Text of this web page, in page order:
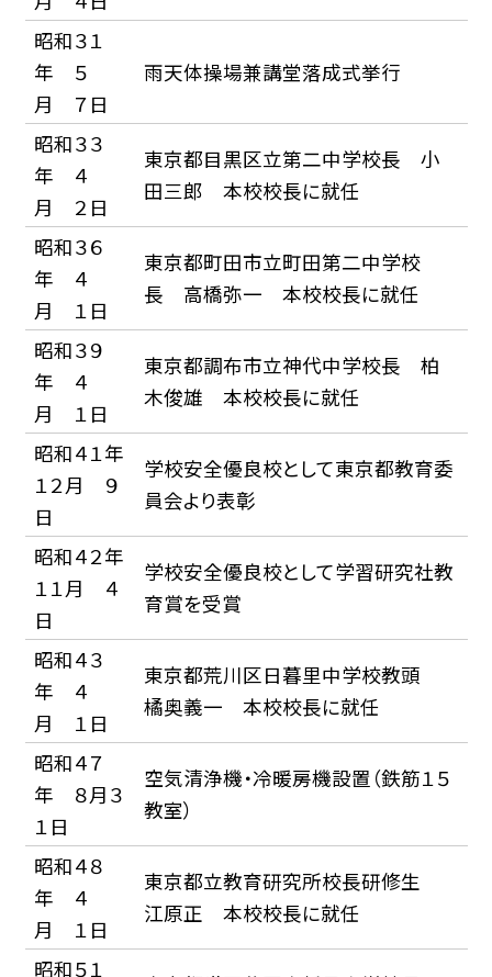
昭和３１
年 ５
月 ７日
雨天体操場兼講堂落成式挙行
昭和３３
年 ４
月 ２日
東京都目黒区立第二中学校長 小
田三郎 本校校長に就任
昭和３６
年 ４
月 １日
東京都町田市立町田第二中学校
長 高橋弥一 本校校長に就任
昭和３９
年 ４
月 １日
東京都調布市立神代中学校長 柏
木俊雄 本校校長に就任
昭和４１年
１２月 ９
日
学校安全優良校として東京都教育委
員会より表彰
昭和４２年
１１月 ４
日
学校安全優良校として学習研究社教
育賞を受賞
昭和４３
年 ４
月 １日
東京都荒川区日暮里中学校教頭
橘奥義一 本校校長に就任
昭和４７
年 ８月３
１日
空気清浄機・冷暖房機設置（鉄筋１５
教室）
昭和４８
年 ４
月 １日
東京都立教育研究所校長研修生
江原正 本校校長に就任
昭和５１